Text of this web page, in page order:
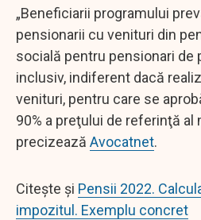
„Beneficiarii programului
pensionarii cu venituri din
socială pentru pensionari de
inclusiv, indiferent dacă
venituri, pentru care se
90% a preţului de referinţă al
precizează Avocatnet.
Citește și Pensii 2022.
impozitul. Exemplu concret